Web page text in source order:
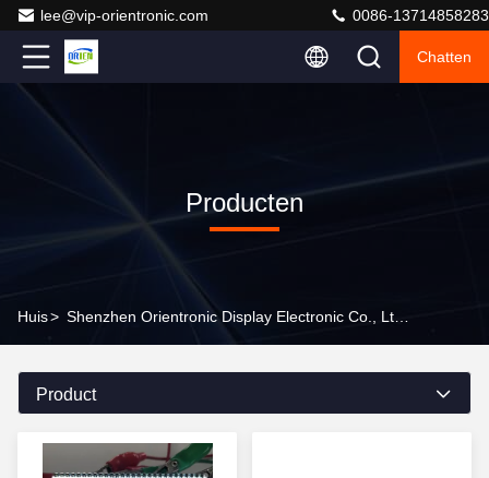
lee@vip-orientronic.com 0086-13714858283
Chatten
Producten
Huis>
Product